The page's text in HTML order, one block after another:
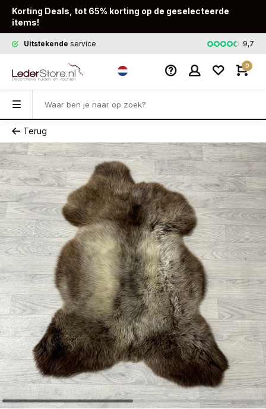
Korting Deals, tot 65% korting op de geselecteerde
items!
Uitstekende service Snelle9,7
0
Terug